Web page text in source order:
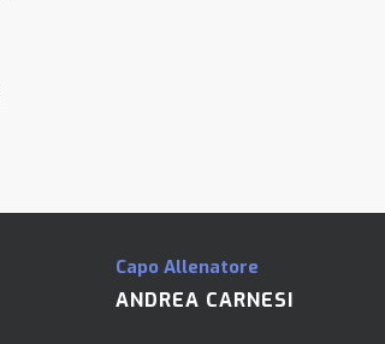
Capo Allenatore
ANDREA CARNESI